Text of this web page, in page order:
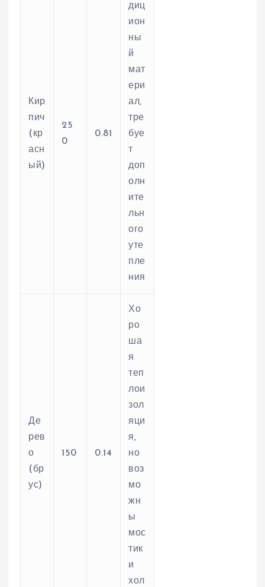
Кир
пич
(кр
асн
ый)
25
0
0.81
диц
ион
ны
й
мат
ери
ал,
тре
буе
т
доп
олн
ите
льн
ого
уте
пле
ния
Де
рев
о
(бр
ус)
150 0.14
Хо
ро
ша
я
теп
лои
зол
яци
я,
но
воз
мо
жн
ы
мос
тик
и
хол